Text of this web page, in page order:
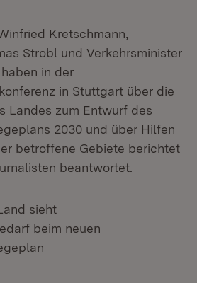
Kretschmann,
Strobl und Verkehrsminister
in der
in Stuttgart über die
Landes zum Entwurf des
2030 und über Hilfen
betroffene Gebiete berichtet
beantwortet.
sieht
beim neuen